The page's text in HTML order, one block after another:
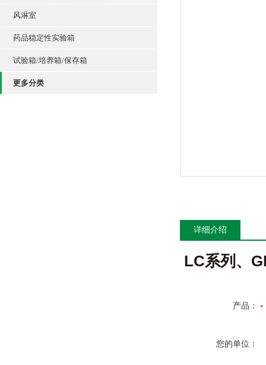
风淋室
药品稳定性实验箱
试验箱/培养箱/保存箱
更多分类
详细介绍
LC系列、
产品：
您的单位：